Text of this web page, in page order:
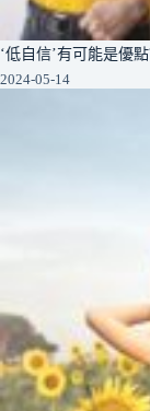
‘低自信’有可能是優
2024-05-14